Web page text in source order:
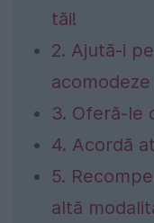
tăi!
2. Ajută-i
3. Oferă-le
4. Acordă
5.
altă